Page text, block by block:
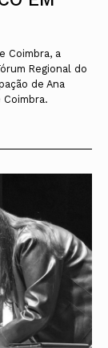
Coimbra, a
Regional do
de Ana